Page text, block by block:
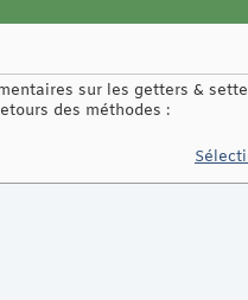
sur les getters &
des méthodes :